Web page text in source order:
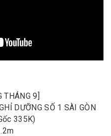
THÁNG 9]
DƯỠNG SỐ 1 SÀI GÒN
335K)